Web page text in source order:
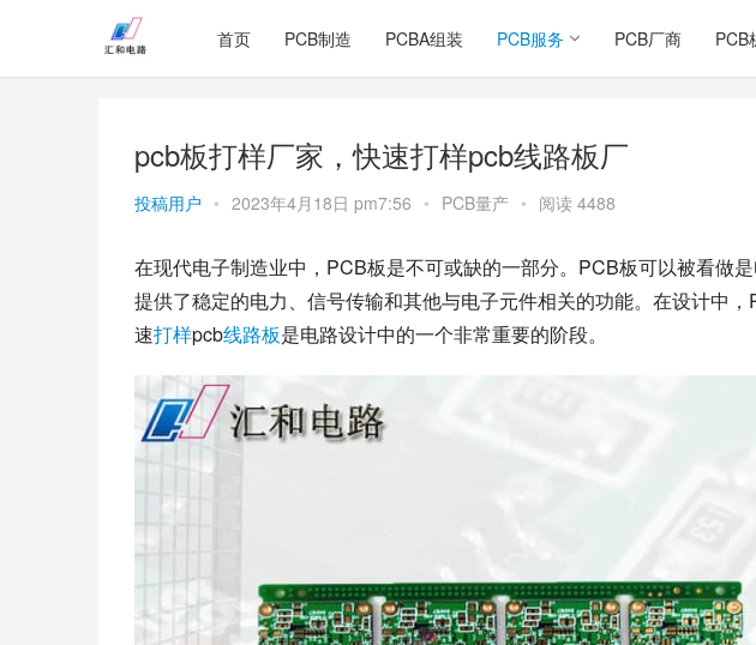
首页 PCB制造 PCBA组装 PCB服务 PCB厂商 PCB
pcb板打样厂家，快速打样pcb线路板厂
投稿用户 • 2023年4月18日 pm7:56 • PCB量产 • 阅读 4488
在现代电子制造业中，PCB板是不可或缺的一部分。PCB板可以被看做
提供了稳定的电力、信号传输和其他与电子元件相关的功能。在设计中
速打样pcb线路板是电路设计中的一个非常重要的阶段。